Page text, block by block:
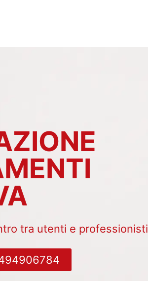
tra utenti e professionisti